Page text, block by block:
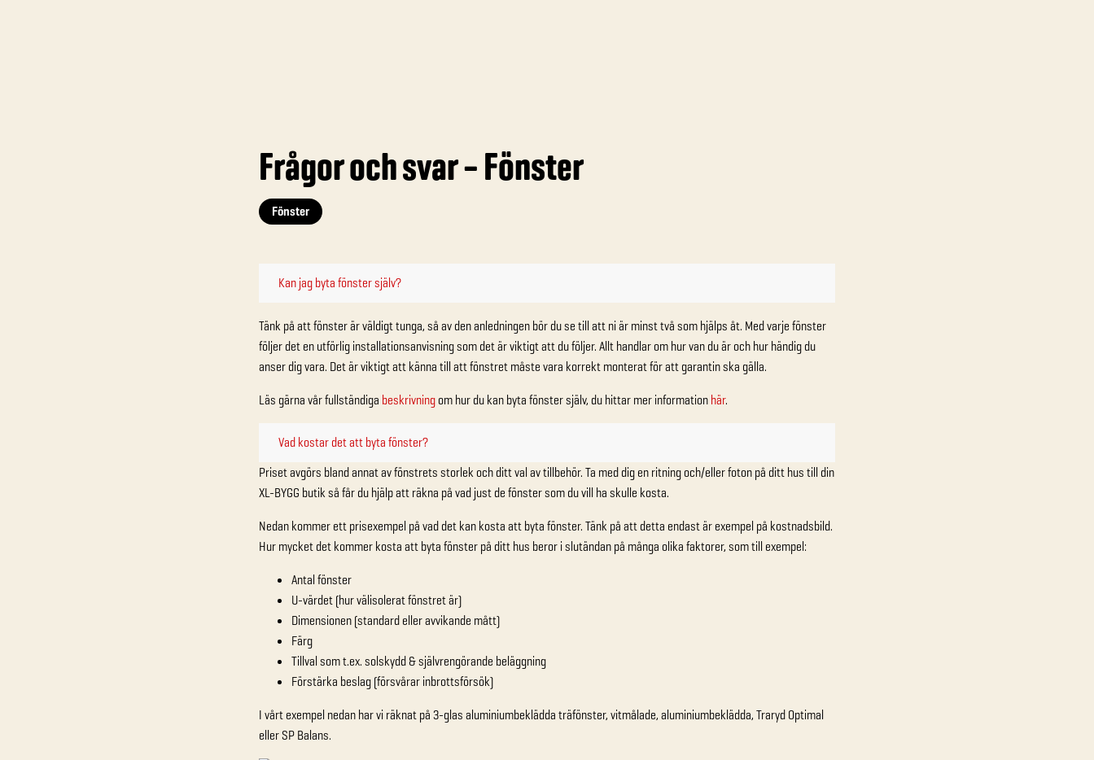
Frågor och svar – Fönster
Fönster
Kan jag byta fönster själv?
Tänk på att fönster är väldigt tunga, så av den anledningen bör du se till att ni är minst två som hjälps åt. Med varje fönster
följer det en utförlig installationsanvisning som det är viktigt att du följer. Allt handlar om hur van du är och hur händig du
anser dig vara. Det är viktigt att känna till att fönstret måste vara korrekt monterat för att garantin ska gälla.
Läs gärna vår fullständiga beskrivningom hur du kan byta fönster själv, du hittar mer informationhär.
Vad kostar det att byta fönster?
Priset avgörs bland annat av fönstrets storlek och ditt val av tillbehör. Ta med dig en ritning och/eller foton på ditt hus till din
XL-BYGG butik så får du hjälp att räkna på vad just de fönster som du vill ha skulle kosta.
Nedan kommer ett prisexempel på vad det kan kosta att byta fönster. Tänk på att detta endast är exempel på kostnadsbild.
Hur mycket det kommer kosta att byta fönster på ditt hus beror i slutändan på många olika faktorer, som till exempel:
Antal fönster
U-värdet (hur välisolerat fönstret är)
Dimensionen (standard eller avvikande mått)
Färg
Tillval som t.ex. solskydd & självrengörande beläggning
Förstärka beslag (försvårar inbrottsförsök)
I vårt exempel nedan har vi räknat på 3-glas aluminiumbeklädda träfönster, vitmålade, aluminiumbeklädda, Traryd Optimal
eller SP Balans.